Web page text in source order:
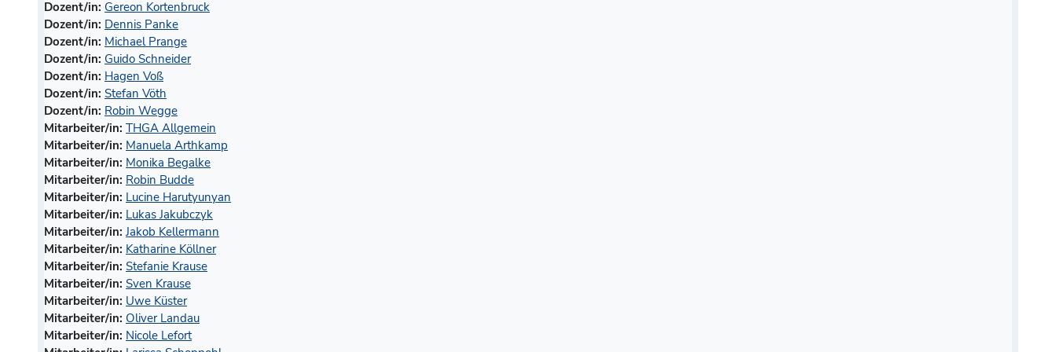
Dozent/in: Gereon Kortenbruck
Dozent/in: Dennis Panke
Dozent/in: Michael Prange
Dozent/in: Guido Schneider
Dozent/in: Hagen Voß
Dozent/in: Stefan Vöth
Dozent/in: Robin Wegge
Mitarbeiter/in: THGA Allgemein
Mitarbeiter/in: Manuela Arthkamp
Mitarbeiter/in: Monika Begalke
Mitarbeiter/in: Robin Budde
Mitarbeiter/in: Lucine Harutyunyan
Mitarbeiter/in: Lukas Jakubczyk
Mitarbeiter/in:Jakob Kellermann
Mitarbeiter/in: Katharine Köllner
Mitarbeiter/in: Stefanie Krause
Mitarbeiter/in: Sven Krause
Mitarbeiter/in: Uwe Küster
Mitarbeiter/in: Oliver Landau
Mitarbeiter/in: Nicole Lefort